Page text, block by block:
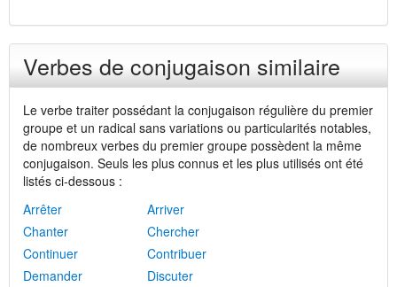
Verbes de conjugaison similaire
Le verbe traiter possédant la conjugaison régulière du premier
groupe et un radical sans variations ou particularités notables,
de nombreux verbes du premier groupe possèdent la même
conjugaison. Seuls les plus connus et les plus utilisés ont été
listés ci-dessous :
Arrêter
Arriver
Chanter
Chercher
Continuer
Contribuer
Demander
Discuter